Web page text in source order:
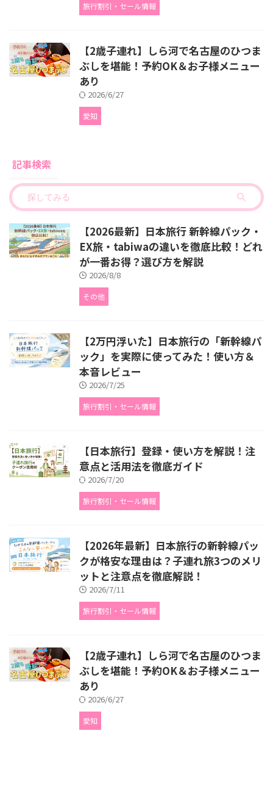
旅行割引・セール情報
【2歳子連れ】しら河で名古屋のひつま
ぶしを堪能！予約OK＆お子様メニュー
あり
2026/6/27
愛知
記事検索
【2026最新】日本旅行 新幹線パック・
EX旅・tabiwaの違いを徹底比較！どれ
が一番お得？選び方を解説
2026/8/8
その他
【2万円浮いた】日本旅行の「新幹線パ
ック」を実際に使ってみた！使い方＆
本音レビュー
2026/7/25
旅行割引・セール情報
【日本旅行】登録・使い方を解説！注
意点と活用法を徹底ガイド
2026/7/20
旅行割引・セール情報
【2026年最新】日本旅行の新幹線パッ
クが格安な理由は？子連れ旅3つのメリ
ットと注意点を徹底解説！
2026/7/11
旅行割引・セール情報
【2歳子連れ】しら河で名古屋のひつま
ぶしを堪能！予約OK＆お子様メニュー
あり
2026/6/27
愛知